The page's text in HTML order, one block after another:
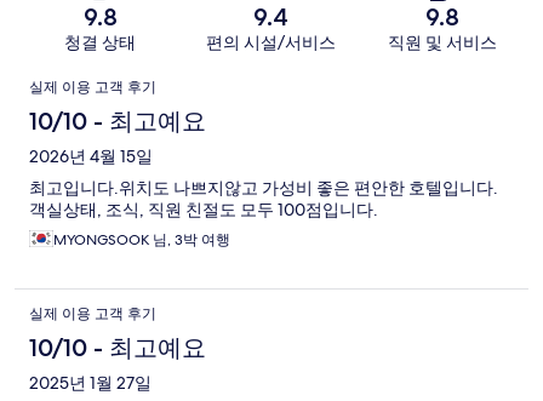
9.8
청결 상태
9.4
편의 시설/서비스
9.8
직원 및 서비스
이
용
후
기
실제 이용 고객 후기
10/10 - 최고예요
2026년 4월 15일
최고입니다.위치도 나쁘지않고 가성비 좋은 편안한 호텔입니다.
객실상태, 조식, 직원 친절도 모두 100점입니다.
MYONGSOOK 님, 3박 여행
실제 이용 고객 후기
10/10 - 최고예요
2025년 1월 27일